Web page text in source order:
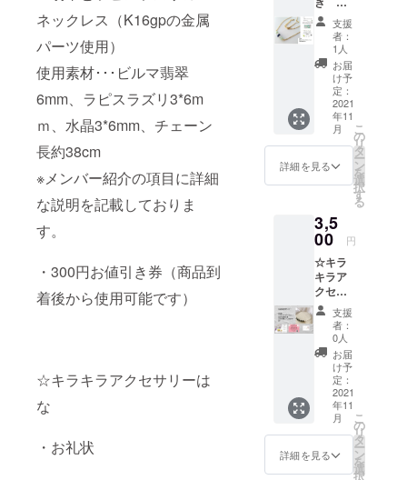
ネックレス（K16gpの金属
パーツ使用）
使用素材･･･ビルマ翡翠
6mm、ラピスラズリ3*6m
ｍ、水晶3*6mm、チェーン
長約38cm
※メンバー紹介の項目に詳細
な説明を記載しておりま
す。
・300円お値引き券（商品到
着後から使用可能です）
☆キラキラアクセサリーは
な
・お礼状
の エネ
ルギー
を受け
る事が
できま
す＼
(^▽^)
／！ ク
ラウド
ファン
グでの
新作で
にぜひ
•*¨*•.¸¸☆
*･ﾟ
月中に
順次配
送予定
7cm 高
さ:約
3cm
❁②フ
ラワー
プレー
ト…ア
クセサ
リー入
れや、
鍵置き
等にお
径:約
11cm
1.5cm
❁300円
お値引
き券…
商品到
着後か
らフラ
ワー雑
Arimin
にてご
利用可
能で
す。 ❁
ろ★ リ
ターン
商品 ☆
お礼状
☆翡翠
とラピ
スラズ
リの
ネック
レス
(k16gp
の金属
細は本
文をご
確認く
ださ
い。 ※
金属ア
レル
ギー非
対応の
金属を
使用し
ており
ます。
金属ア
レル
ギーの
方はご
支援
者：
1人
お届
け予
定：
2021
年11
月
詳細を見る
こ
の
リ
タ
ー
ン
を
選
択
す
る
3,5
00 円
☆キラ
キラア
クセサ
リーは
な☆ ヘ
マタイ
トのワ
イヤー
ネック
レス ヘ
マタイ
トの意
味 「勝
利へ導
く石」
支援
者：
0人
お届
け予
定：
2021
年11
月
詳細を見る
こ
の
リ
タ
ー
ン
を
選
択